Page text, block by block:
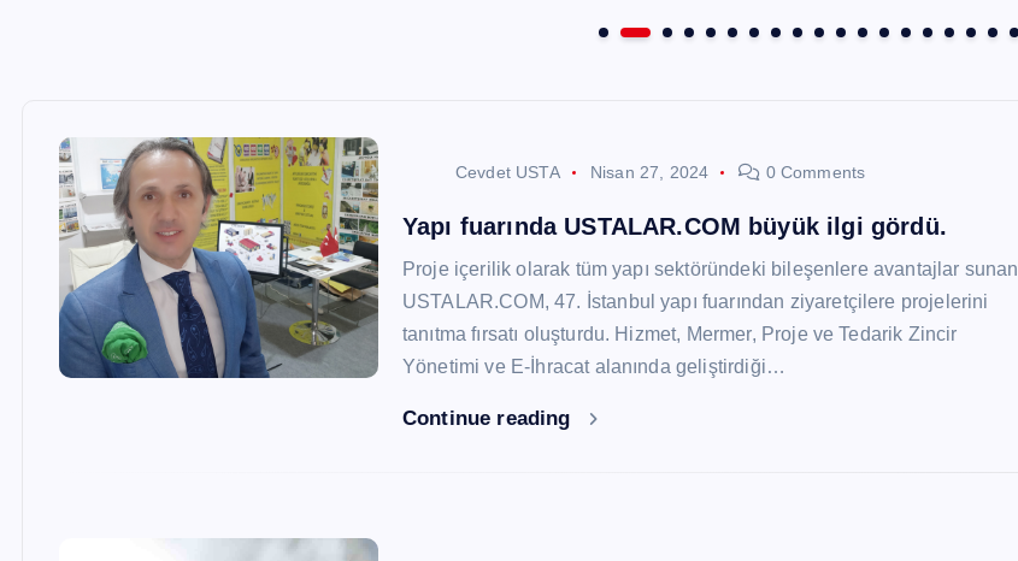
Cevdet USTA Nisan 27, 2024 0 Comments
Yapı fuarında USTALAR.COM büyük ilgi gördü.
Proje içerilik olarak tüm yapı sektöründeki bileşenlere avantajlar sunan
USTALAR.COM, 47. İstanbul yapı fuarından ziyaretçilere projelerini
tanıtma fırsatı oluşturdu. Hizmet, Mermer, Proje ve Tedarik Zincir
Yönetimi ve E-İhracat alanında geliştirdiği…
Continue reading